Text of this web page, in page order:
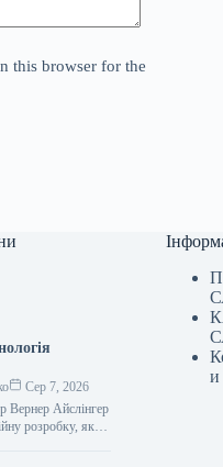
this browser for the
Сер 7, 2026
Вернер Айслінгер
розробку, яка
в стилі
и